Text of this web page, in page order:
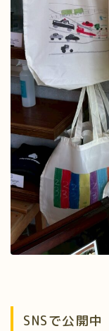
SNSで公開中